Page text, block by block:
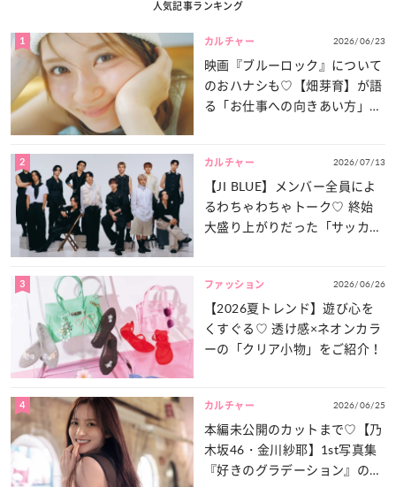
人気記事ランキング
1 カルチャー 2026/06/23
映画『ブルーロック』について
のおハナシも♡【畑芽育】が語
る「お仕事への向きあい方」と
2 カルチャー 2026/07/13
【JI BLUE】メンバー全員によ
るわちゃわちゃトーク♡ 終始
大盛り上がりだった「サッカー
3 ファッション 2026/06/26
【2026夏トレンド】遊び心を
くすぐる♡ 透け感×ネオンカラ
ーの「クリア小物」をご紹介！
4 カルチャー 2026/06/25
本編未公開のカットまで♡【乃
木坂46・金川紗耶】1st写真集
『好きのグラデーション』の魅